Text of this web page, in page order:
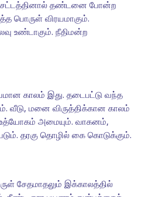
சட்டத்தினால் தண்டனை போன்ற
பொருள் விரயமாகும்.
உண்டாகும். நீதிமன்ற
காலம் இது. தடைபட்டு வந்த
வீடு, மனை விருத்திக்கான காலம்
உத்யோகம் அமையும். வாகனம்,
தரகு தொழில் கை கொடுக்கும்.
சேதமாதலும் இக்காலத்தில்